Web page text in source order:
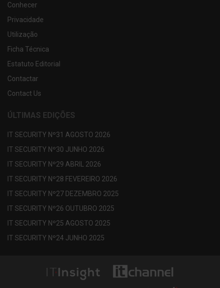
Conhecer
Privacidade
Utilização
Ficha Técnica
Estatuto Editorial
Contactar
Contact Us
ÚLTIMAS EDIÇÕES
IT SECURITY Nº31 AGOSTO 2026
IT SECURITY Nº30 JUNHO 2026
IT SECURITY Nº29 ABRIL 2026
IT SECURITY Nº28 FEVEREIRO 2026
IT SECURITY Nº27 DEZEMBRO 2025
IT SECURITY Nº26 OUTUBRO 2025
IT SECURITY Nº25 AGOSTO 2025
IT SECURITY Nº24 JUNHO 2025